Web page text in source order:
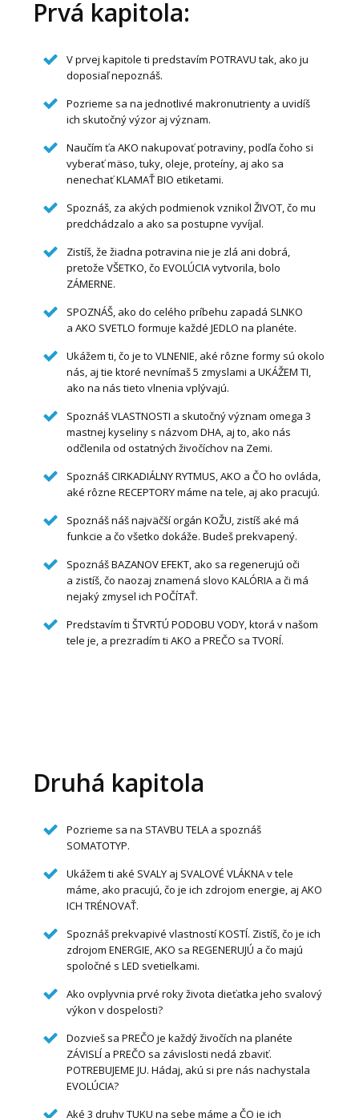
Prvá kapitola:
V prvej kapitole ti predstavím POTRAVU tak, ako ju
doposiaľ nepoznáš.
Pozrieme sa na jednotlivé makronutrienty a uvidíš
ich skutočný výzor aj význam.
Naučím ťa AKO nakupovať potraviny, podľa čoho si
vyberať mäso, tuky, oleje, proteíny, aj ako sa
nenechať KLAMAŤ BIO etiketami.
Spoznáš, za akých podmienok vznikol ŽIVOT, čo mu
predchádzalo a ako sa postupne vyvíjal.
Zistíš, že žiadna potravina nie je zlá ani dobrá,
pretože VŠETKO, čo EVOLÚCIA vytvorila, bolo
ZÁMERNE.
SPOZNÁŠ, ako do celého príbehu zapadá SLNKO
a AKO SVETLO formuje každé JEDLO na planéte.
Ukážem ti, čo je to VLNENIE, aké rôzne formy sú okolo
nás, aj tie ktoré nevnímaš 5 zmyslami a UKÁŽEM TI,
ako na nás tieto vlnenia vplývajú.
Spoznáš VLASTNOSTI a skutočný význam omega 3
mastnej kyseliny s názvom DHA, aj to, ako nás
odčlenila od ostatných živočíchov na Zemi.
Spoznáš CIRKADIÁLNY RYTMUS, AKO a ČO ho ovláda,
aké rôzne RECEPTORY máme na tele, aj ako pracujú.
Spoznáš náš najväčší orgán KOŽU, zistíš aké má
funkcie a čo všetko dokáže. Budeš prekvapený.
Spoznáš BAZANOV EFEKT, ako sa regenerujú oči
a zistíš, čo naozaj znamená slovo KALÓRIA a či má
nejaký zmysel ich POČÍTAŤ.
Predstavím ti ŠTVRTÚ PODOBU VODY, ktorá v našom
tele je, a prezradím ti AKO a PREČO sa TVORÍ.
Druhá kapitola
Pozrieme sa na STAVBU TELA a spoznáš
SOMATOTYP.
Ukážem ti aké SVALY aj SVALOVÉ VLÁKNA v tele
máme, ako pracujú, čo je ich zdrojom energie, aj AKO
ICH TRÉNOVAŤ.
Spoznáš prekvapivé vlastností KOSTÍ. Zistíš, čo je ich
zdrojom ENERGIE, AKO sa REGENERUJÚ a čo majú
spoločné s LED svetielkami.
Ako ovplyvnia prvé roky života dieťatka jeho svalový
výkon v dospelosti?
Dozvieš sa PREČO je každý živočích na planéte
ZÁVISLÍ a PREČO sa závislosti nedá zbaviť.
POTREBUJEME JU. Hádaj, akú si pre nás nachystala
EVOLÚCIA?
Aké 3 druhy TUKU na sebe máme a ČO je ich